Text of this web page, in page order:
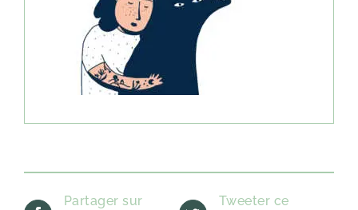
Partager sur
Tweeter ce